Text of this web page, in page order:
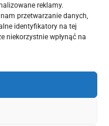
reklamy.
przetwarzanie danych,
identyfikatory na tej
niekorzystnie wpłynąć na